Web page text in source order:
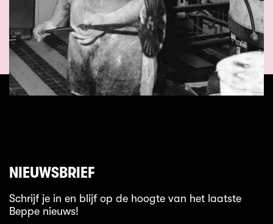
NIEUWSBRIEF
Schrijf je in en blijf op de hoogte van het laatste
Beppe nieuws!